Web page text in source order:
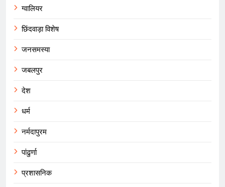
ग्वालियर
छिंदवाड़ा विशेष
जनसमस्या
जबलपुर
देश
धर्म
नर्मदापुरम
पांढुर्णा
प्रशासनिक